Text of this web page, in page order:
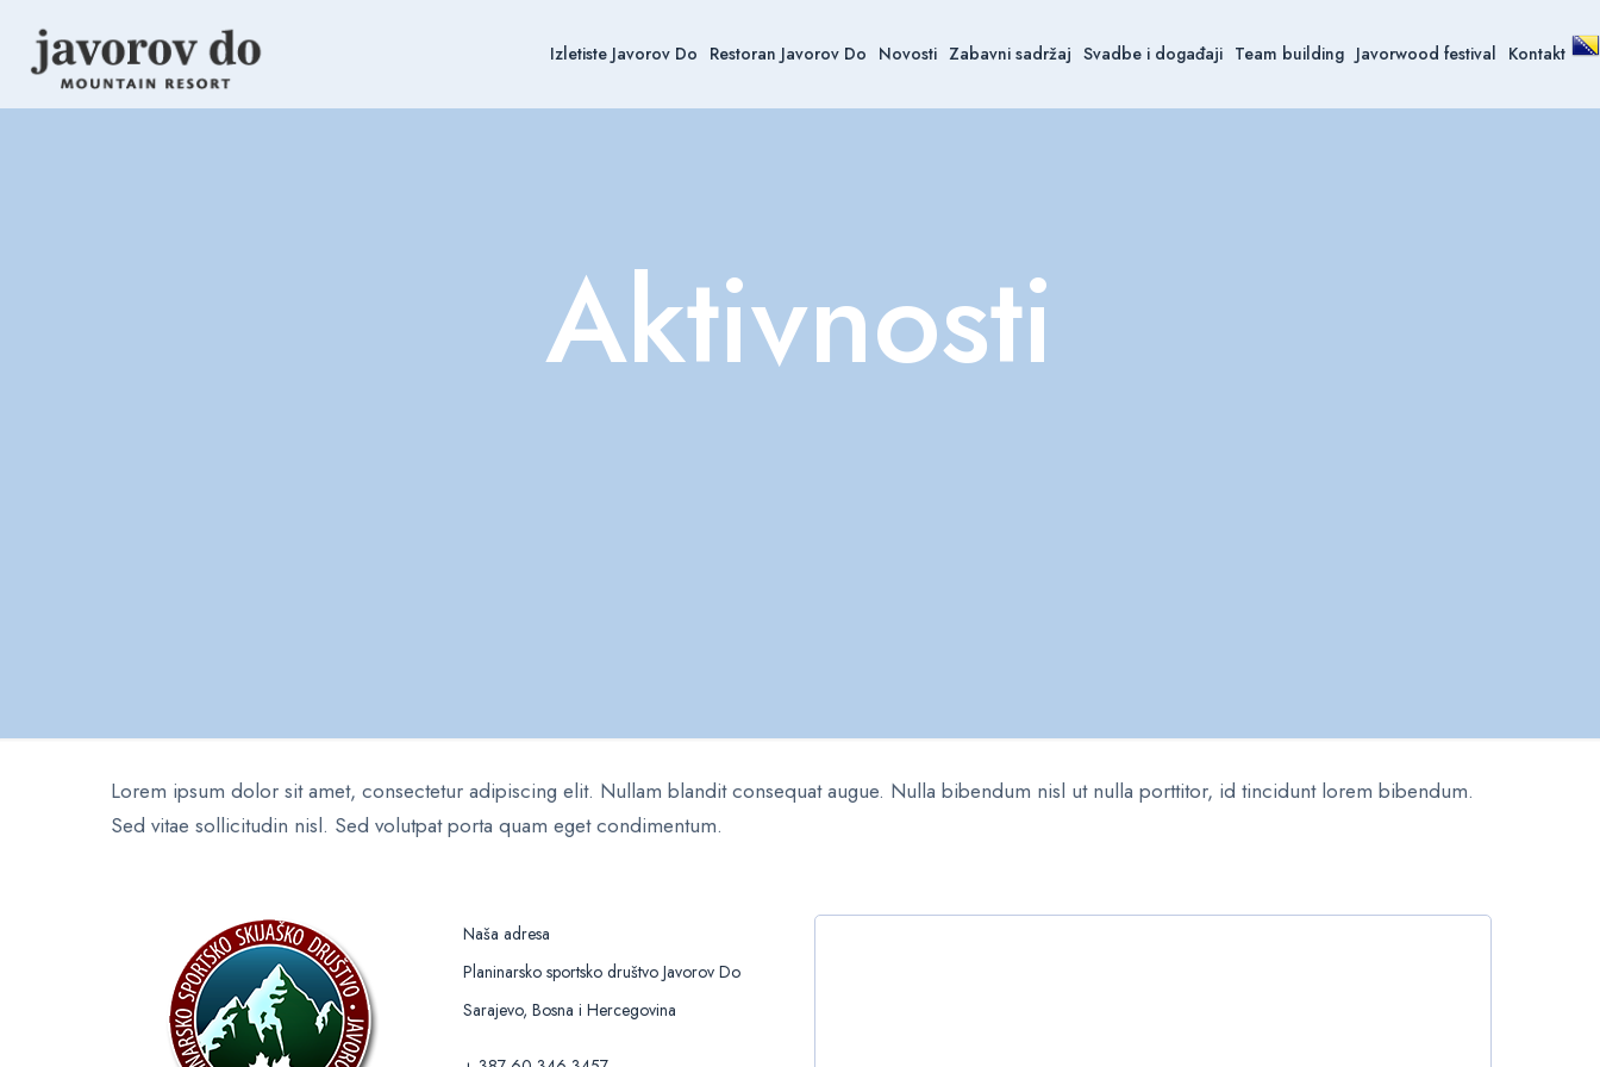
Izletiste Javorov Do Restoran Javorov Do Novosti Zabavni sadržaj Svadbe i događaji Team building Javorwood festival Kontakt
Aktivnosti
Lorem ipsum dolor sit amet, consectetur adipiscing elit. Nullam blandit consequat augue. Nulla bibendum nisl ut nulla porttitor, id tincidunt lorem bibendum.
Sed vitae sollicitudin nisl. Sed volutpat porta quam eget condimentum.
Naša adresa
Planinarsko sportsko društvo Javorov Do
Sarajevo, Bosna i Hercegovina